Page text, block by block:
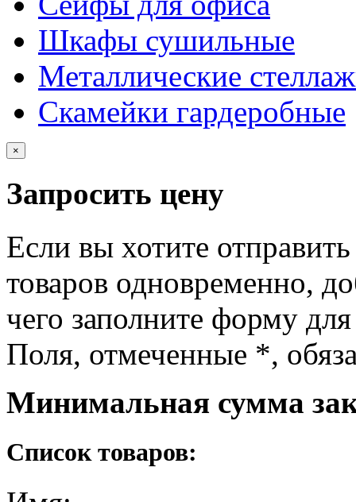
Шкафы сушильные
Металлические
Скамейки гардеробные
×
Запросить цену
Если вы хотите
товаров одновременно,
чего заполните форму
Поля, отмеченные *,
Минимальная сумма
Список товаров: